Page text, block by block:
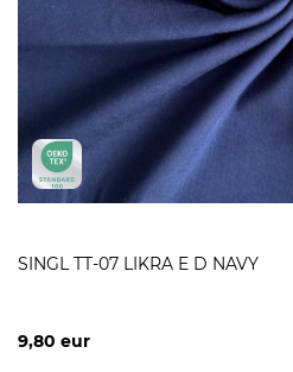
SINGL TT-07 LIKRA E D NAVY
9,80 eur